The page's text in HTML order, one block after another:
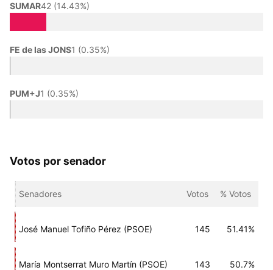
SUMAR42 (14.43%)
FE de las JONS1 (0.35%)
PUM+J1 (0.35%)
Votos por senador
Senadores Votos % Votos
José Manuel Tofiño Pérez (PSOE) 145 51.41%
María Montserrat Muro Martín (PSOE) 143 50.7%